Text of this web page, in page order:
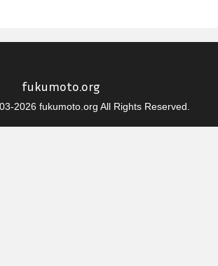
fukumoto.org
2026 fukumoto.org All Rights Reserved.